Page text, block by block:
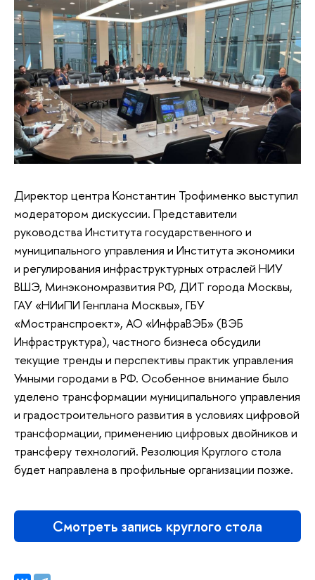
Директор центра Константин Трофименко выступил
модератором дискуссии. Представители
руководства Института государственного и
муниципального управления и Института экономики
и регулирования инфраструктурных отраслей НИУ
ВШЭ, Минэкономразвития РФ, ДИТ города Москвы,
ГАУ «НИиПИ Генплана Москвы», ГБУ
«Мостранспроект», АО «ИнфраВЭБ» (ВЭБ
Инфраструктура), частного бизнеса обсудили
текущие тренды и перспективы практик управления
Умными городами в РФ. Особенное внимание было
уделено трансформации муниципального управления
и градостроительного развития в условиях цифровой
трансформации, применению цифровых двойников и
трансферу технологий. Резолюция Круглого стола
будет направлена в профильные организации позже.
Смотреть запись круглого стола